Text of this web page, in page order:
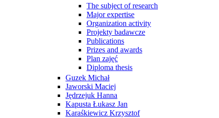
The subject of research
Major expertise
Organization activity
Projekty badawcze
Publications
Prizes and awards
Plan zajęć
Diploma thesis
Guzek Michał
Jaworski Maciej
Jędrzejuk Hanna
Kapusta Łukasz Jan
Karaśkiewicz Krzysztof